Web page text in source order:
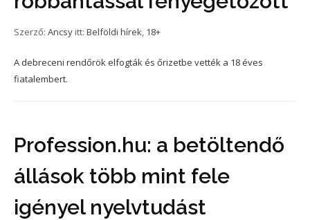
Szerző: Ancsy itt: Belföldi hírek, 18+
A debreceni rendőrök elfogták és őrizetbe vették a 18 éves
fiatalembert.
Profession.hu: a betöltendő
állások több mint fele
igényel nyelvtudást